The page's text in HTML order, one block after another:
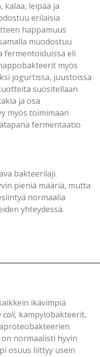
kalaa, leipää ja
erilaisia
happamuus
muodostuu
fermentoiduissa eli
myös
jogurtissa, juustoissa
suositellaan
ja osa
myös toimimaan
fermentaatio
bakteerilaji.
pieniä määriä, mutta
normaalia
yhteydessä.
ikävimpiä
coli, kampylobakteerit,
normaalisti hyvin
osuus liittyy usein